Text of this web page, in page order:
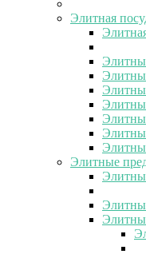
Элитная
Элитные